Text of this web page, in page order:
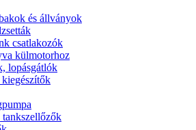
és állványok
csatlakozók
külmotorhoz
lopásgátlók
tankszellőzők